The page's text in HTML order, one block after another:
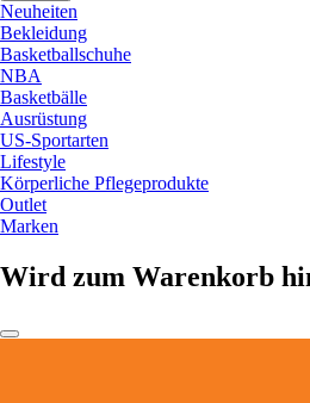
Neuheiten
Bekleidung
Basketballschuhe
NBA
Basketbälle
Ausrüstung
US-Sportarten
Lifestyle
Körperliche Pflegeprodukte
Outlet
Marken
Wird zum Warenkorb